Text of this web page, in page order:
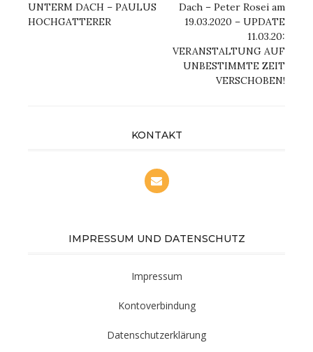
UNTERM DACH – PAULUS
HOCHGATTERER
Dach – Peter Rosei am
19.03.2020 – UPDATE
11.03.20:
VERANSTALTUNG AUF
UNBESTIMMTE ZEIT
VERSCHOBEN!
KONTAKT
IMPRESSUM UND DATENSCHUTZ
Impressum
Kontoverbindung
Datenschutzerklärung